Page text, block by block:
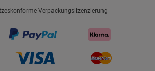
Verpackungslizenzierung